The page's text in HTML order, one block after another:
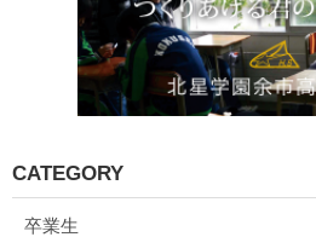
CATEGORY
卒業生